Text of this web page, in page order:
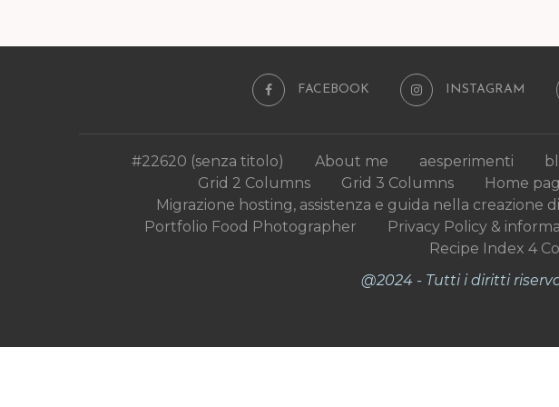
FACEBOOK INSTAGRAM
#22620 (senza titolo) About me aesperimenti
Grid 2 Columns
Grid 3 Columns Home
Migrazione hosting, assistenza e guida nella creazione
Portfolio Food Photographer
Privacy Policy &
Recipe Index 4
@2024 - Tutti i diritti